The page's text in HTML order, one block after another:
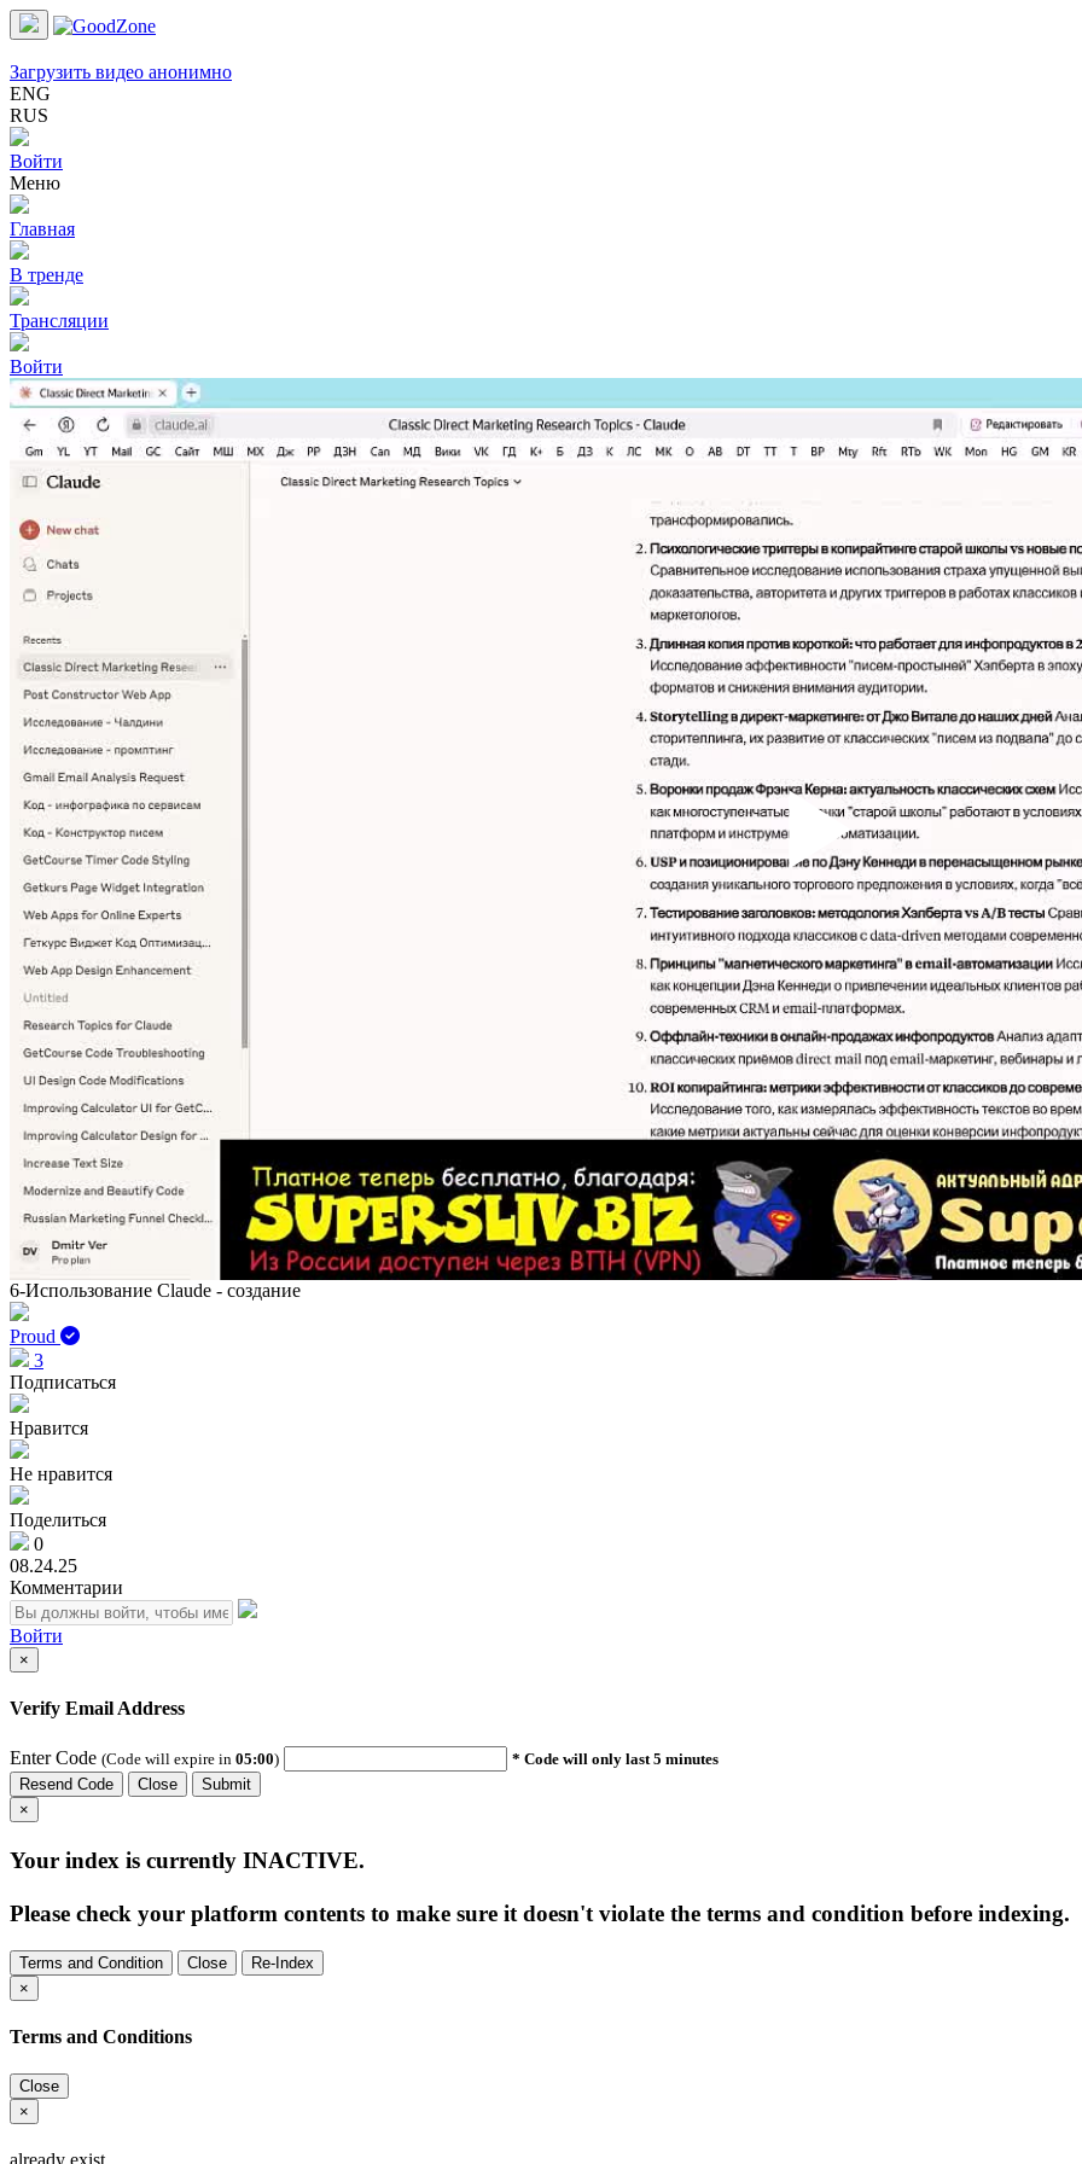
Загрузить видео анонимно
ENG
RUS
Войти
Меню
Главная
В тренде
Трансляции
Войти
Play
6-Использование Claude - создание
Proud
3
Подписаться
Нравится
Не нравится
Поделиться
0
08.24.25
Комментарии
Войти
×
Verify Email Address
Enter Code (Code will expire in 05:00)
* Code will only last 5 minutes
Resend Code
Close
Submit
×
Your index is currently INACTIVE.
Please check your platform contents to make sure it doesn't violate the terms and condition before indexing.
Terms and Condition Close
Re-Index
×
Terms and Conditions
Close
×